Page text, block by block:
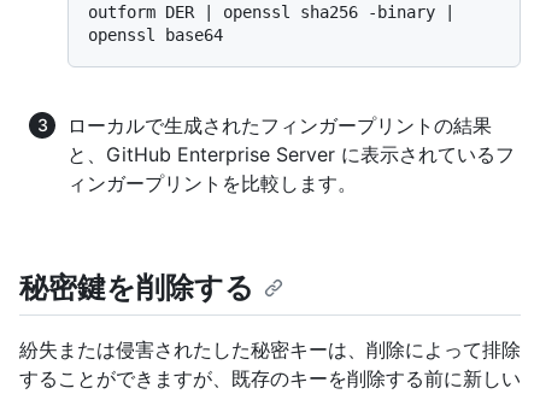
outform DER | openssl sha256 -binary |
ローカルで生成されたフィンガープリントの結果
と、GitHub Enterprise Server に表示されているフ
ィンガープリントを比較します。
秘密鍵を削除する
紛失または侵害されたした秘密キーは、削除によって排除
することができますが、既存のキーを削除する前に新しい